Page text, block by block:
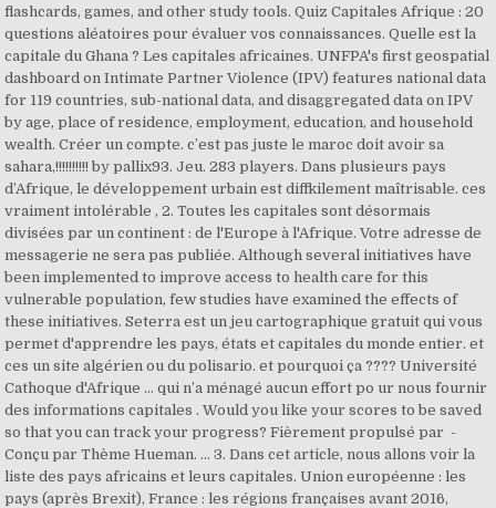
flashcards, games, and other study tools. Quiz Capitales Afrique : 20
questions aléatoires pour évaluer vos connaissances. Quelle est la
capitale du Ghana ? Les capitales africaines. UNFPA's first geospatial
dashboard on Intimate Partner Violence (IPV) features national data
for 119 countries, sub-national data, and disaggregated data on IPV
by age, place of residence, employment, education, and household
wealth. Créer un compte. c’est pas juste le maroc doit avoir sa
sahara,!!!!!!!!!! by pallix93. Jeu. 283 players. Dans plusieurs pays
d’Afrique, le développement urbain est diffkilement maîtrisable. ces
vraiment intolérable , 2. Toutes les capitales sont désormais
divisées par un continent : de l'Europe à l'Afrique. Votre adresse de
messagerie ne sera pas publiée. Although several initiatives have
been implemented to improve access to health care for this
vulnerable population, few studies have examined the effects of
these initiatives. Seterra est un jeu cartographique gratuit qui vous
permet d'apprendre les pays, états et capitales du monde entier. et
ces un site algérien ou du polisario. et pourquoi ça ???? Université
Cathoque d'Afrique ... qui n’a ménagé aucun effort po ur nous fournir
des informations capitales . Would you like your scores to be saved
so that you can track your progress? Fièrement propulsé par -
Conçu par Thème Hueman. … 3. Dans cet article, nous allons voir la
liste des pays africains et leurs capitales. Union européenne : les
pays (après Brexit), France : les régions françaises avant 2016,